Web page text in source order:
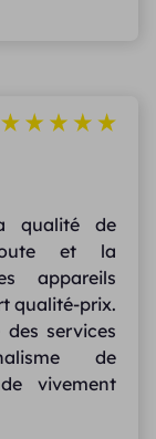
qualité de
et la
appareils
qualité-prix.
services
de
vivement